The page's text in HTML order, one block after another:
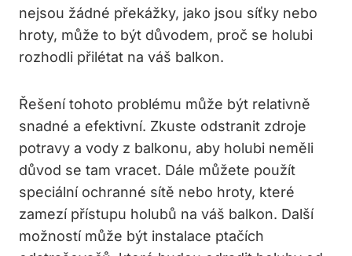
nejsou žádné překážky, jako jsou síťky nebo
hroty, může to být důvodem, proč se holubi
rozhodli přilétat na váš balkon.
Řešení tohoto problému může být relativně
snadné a efektivní. Zkuste odstranit zdroje
potravy a vody z balkonu, aby holubi neměli
důvod se tam vracet. Dále můžete použít
speciální ochranné sítě nebo hroty, které
zamezí přístupu holubů na váš balkon. Další
možností může být instalace ptačích